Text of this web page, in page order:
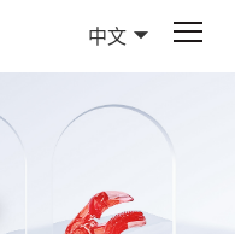
中文